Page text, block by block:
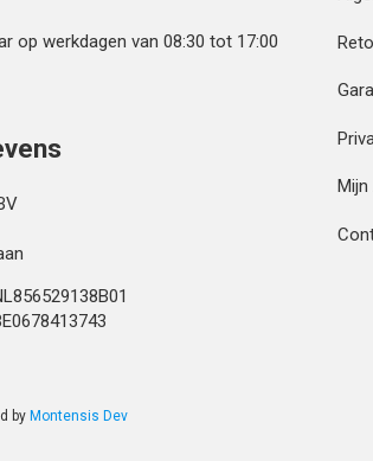
op werkdagen van 08:30 tot 17:00
by Montensis Dev